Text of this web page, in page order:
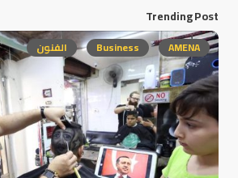
Trending Post
AMENA
Business الفنون